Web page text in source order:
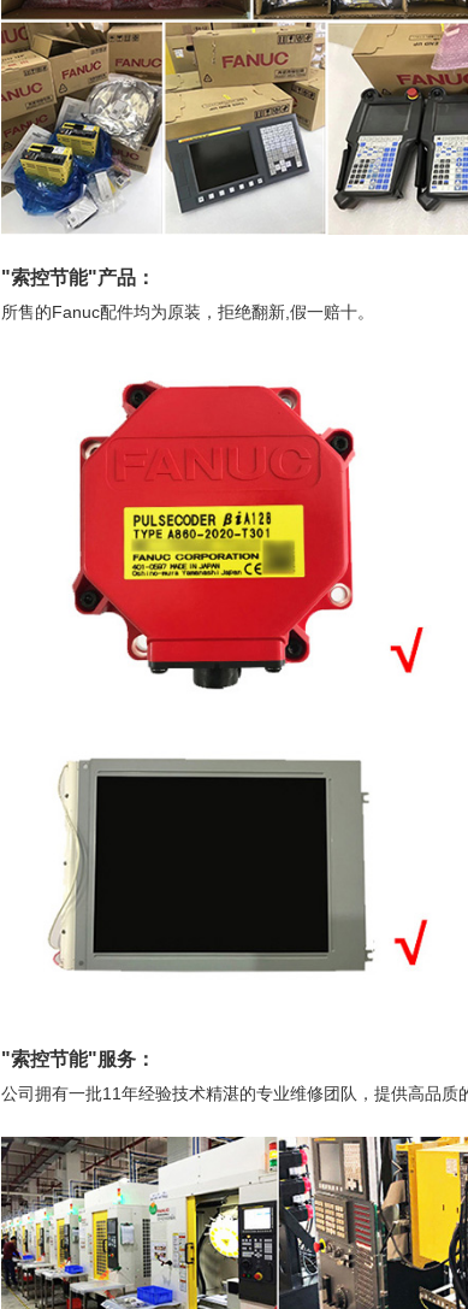
"索控节能"产品：
所售的Fanuc配件均为原装，拒绝翻新,假一赔十。
"索控节能"服务：
公司拥有一批11年经验技术精湛的专业维修团队，提供高品质